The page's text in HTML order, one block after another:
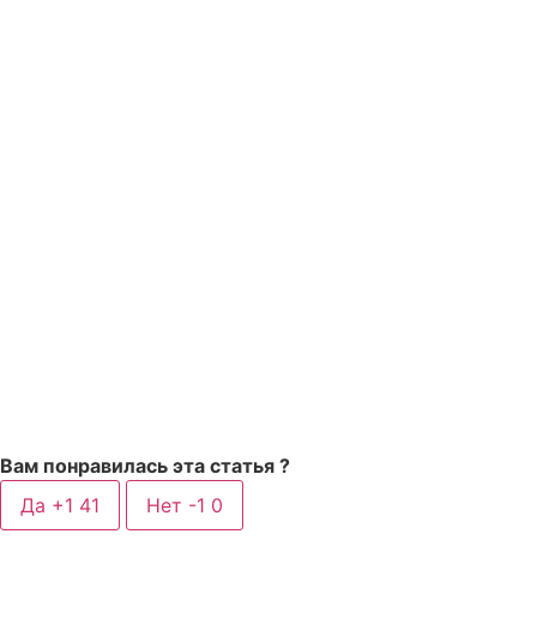
Вам понравилась эта статья ?
Да +1 41 Нет -1 0